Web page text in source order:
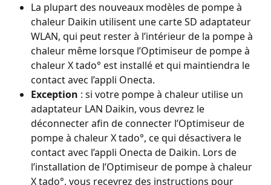
La plupart des nouveaux modèles de pompe à
chaleur Daikin utilisent une carte SD adaptateur
WLAN, qui peut rester à l’intérieur de la pompe à
chaleur même lorsque l’Optimiseur de pompe à
chaleur X tado° est installé et qui maintiendra le
contact avec l’appli Onecta.
Exception : si votre pompe à chaleur utilise un
adaptateur LAN Daikin, vous devrez le
déconnecter afin de connecter l’Optimiseur de
pompe à chaleur X tado°, ce qui désactivera le
contact avec l’appli Onecta de Daikin. Lors de
l’installation de l’Optimiseur de pompe à chaleur
X tado°, vous recevrez des instructions pour